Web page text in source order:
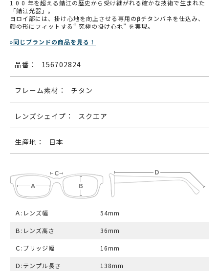
1 0 0 年を超える鯖江の歴史から受け継がれる確かな技術で生まれた
「鯖江光器」。
ヨロイ部には、掛け心地を向上させる専用のβチタンバネを仕込み、
顔の形にフィットする“ 究極の掛け心地” を実現。
»同じブランドの商品を見る！
品番： 156702824
フレーム素材： チタン
レンズシェイプ： スクエア
生産地： 日本
Ａ:レンズ幅 54mm
Ｂ:レンズ高さ 36mm
Ｃ:ブリッジ幅 16mm
Ｄ:テンプル長さ 138mm